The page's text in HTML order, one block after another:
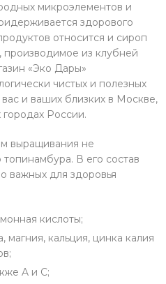
микроэлементов и
здорового
относится и сироп
производимое из клубней
«Эко Дары»
чистых и полезных
и ваших близких в Москве,
России.
выращивания не
В его состав
важных для здоровья
кислоты;
магния, кальция, цинка калия
A и C;